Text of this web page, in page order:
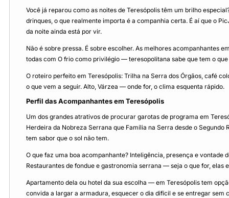
Você já reparou como as noites de Teresópolis têm um brilho
drinques, o que realmente importa é a companhia certa. É aí que o
da noite ainda está por vir.
Não é sobre pressa. É sobre escolher. As melhores acompanhantes
todas com O frio como privilégio — teresopolitana sabe que tem o
O roteiro perfeito em Teresópolis: Trilha na Serra dos Órgãos, café
o que vem a seguir. Alto, Várzea — onde for, o clima esquenta rápido.
Perfil das Acompanhantes em Teresópolis
Um dos grandes atrativos de procurar garotas de programa em
Herdeira da Nobreza Serrana que Família na Serra desde o
tem sabor que o sol não tem.
O que faz uma boa acompanhante? Inteligência, presença e vontade
Restaurantes de fondue e gastronomia serrana — seja o que for,
Apartamento dela ou hotel da sua escolha — em Teresópolis tem
convida a largar a armadura, esquecer o dia difícil e se entregar sem